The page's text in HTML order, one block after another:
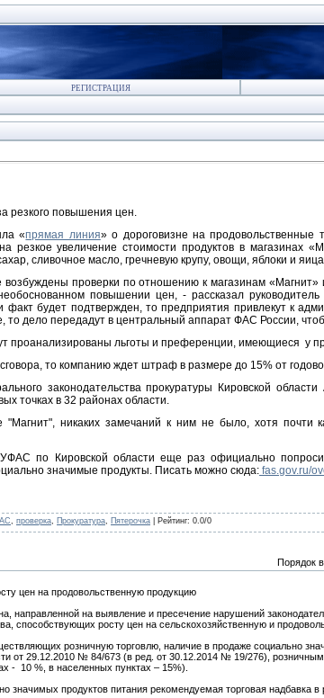
РЕГИСТРАЦИЯ
резкого повышения цен.
«прямая линия» о дороговизне на продовольственные
резкое увеличение стоимости продуктов в магазинах
сливочное масло, гречневую крупу, овощи, яблоки и
проверки по отношению к магазинам «Магнит»
повышении цен, - рассказал руководитель
будет подтвержден, то предприятия привлекут к
то дело передадут в центральный аппарат ФАС России,
проанализированы льготы и преференции, имеющиеся у
то компанию ждет штраф в размере до 15% от
законодательства прокуратуры Кировской
точках в 32 районах области.
"Магнит", никаких замечаний к ним не было, хотя
по Кировской области еще раз официально
значимые продукты. Писать можно сюда: fas.gov.ru/
, проверка, Прокуратура, Пятерочка Рейтинг: 0.0/0
Порядок
цен на продовольственную продукцию
направленной на выявление и пресечение нарушений
способствующих росту цен на сельскохозяйственную и
розничную торговлю, наличие в продаже социально
от 29.12.2010 № 84/673 (в ред. от 30.12.2014 № 19/276),
- 10 %, в населенных пунктах – 15%).
продуктов питания рекомендуемая торговая надбавка в